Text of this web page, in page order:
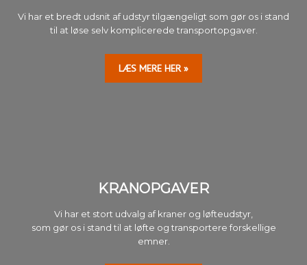
Vi har et bredt udsnit af udstyr tilgængeligt som gør os i stand
til at løse selv komplicerede transportopgaver.
LÆS MERE HER »​​
KRANOPGAVER​
Vi har et stort udvalg af kraner og løfteudstyr,
som gør os i stand til at løfte og transportere forskellige
emner.